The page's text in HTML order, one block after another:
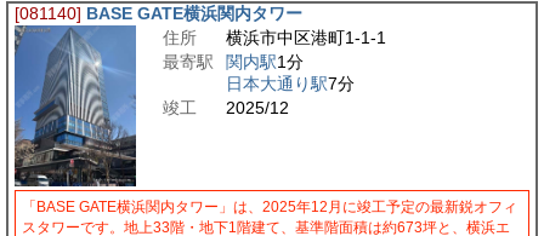
[081140] BASE GATE横浜関内タワー
住所
横浜市中区港町1-1-1
最寄駅
関内駅1分
日本大通り駅7分
竣工
2025/12
「BASE GATE横浜関内タワー」は、2025年12月に竣工予定の最新鋭オフィ
スタワーです。地上33階・地下1階建て、基準階面積は約673坪と、横浜エ